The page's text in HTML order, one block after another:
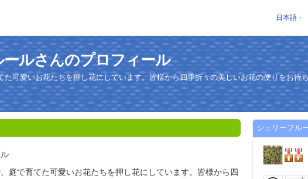
日本語
ルさんのプロフィール
た可愛いお花たちを押し花にしています。皆様から四季折々の美しいお花の便りをお待
庭で育てた可愛いお花たちを押し花にしています。皆様から四
シェリーフル